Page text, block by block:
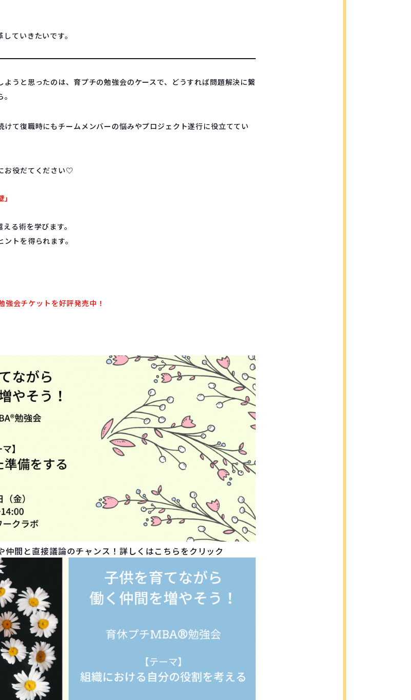
ていきたいです。
うと思ったのは、育プチの勉強会のケースで、どうすれば問題解決に繋
て復職時にもチームメンバーの悩みやプロジェクト遂行に役立ててい
お役だてください♡
る術を学びます。
トを得られます。
会チケットを好評発売中！
仲間と直接議論のチャンス！詳しくはこちらをクリック